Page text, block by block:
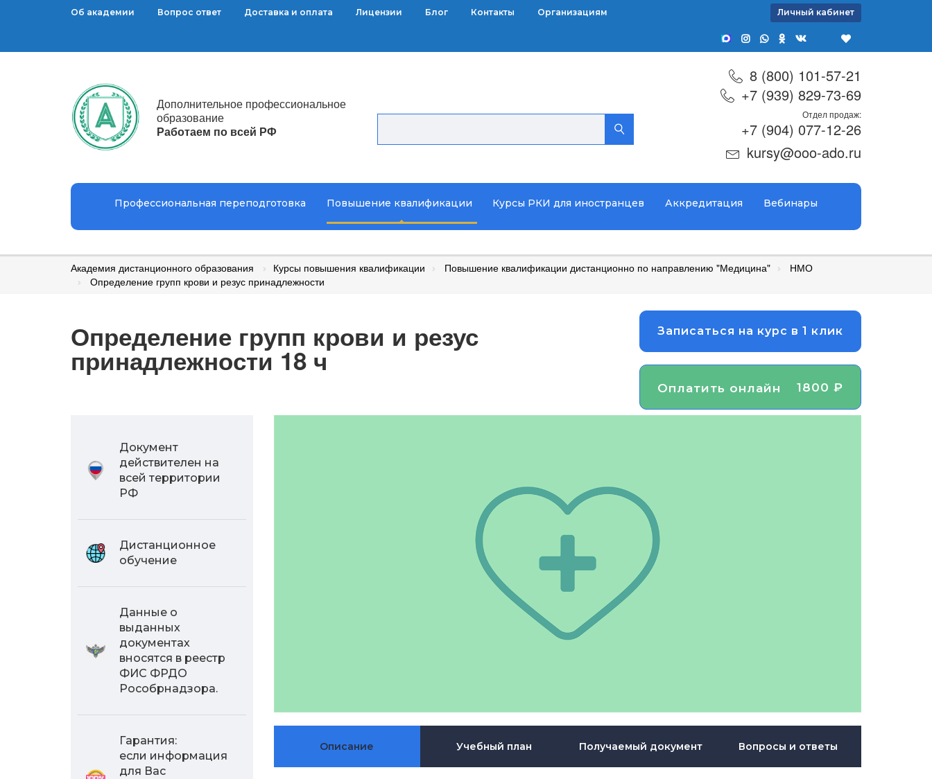
Организациям
Контакты
Блог
Лицензии
Доставка и оплата
Вопрос ответ
Об академии Личный кабинет
Дополнительное профессиональное
образование
Работаем по всей РФ
8 (800) 101-57-21
+7 (939) 829-73-69
Отдел продаж:
+7 (904) 077-12-26
kursy@ooo-ado.ru
Профессиональная переподготовка Повышение квалификации Курсы РКИ для иностранцев Аккредитация Вебинары
Академия дистанционного образования Курсы повышения квалификации Повышение квалификации дистанционно по направлению "Медицина"
НМО
Определение групп крови и резус принадлежности
Определение групп крови и резус
принадлежности 18 ч
Записаться на курс в 1 клик
Оплатить онлайн 1800 ₽
Документ
действителен на
всей территории
РФ
Дистанционное
обучение
Данные о
выданных
документах
вносятся в реестр
ФИС ФРДО
Рособрнадзора.
Гарантия:
если информация
для Вас
Описание Учебный план Получаемый документ Вопросы и ответы